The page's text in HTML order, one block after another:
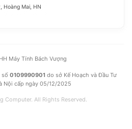
Hoàng Mai, HN
Máy Tính Bách Vượng
số 0109990901 do sở Kế Hoạch và Đầu Tư
Nội cấp ngày 05/12/2025
Computer. All Rights Reserved.